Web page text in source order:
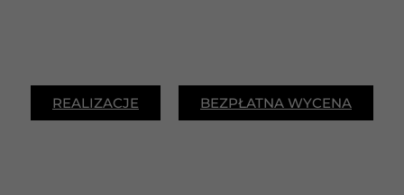
REALIZACJE BEZPŁATNA WYCENA